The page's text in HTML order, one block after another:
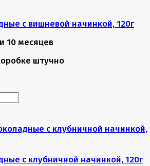
с вишневой начинкой, 120г
10 месяцев
штучно
с клубничной начинкой, 120г